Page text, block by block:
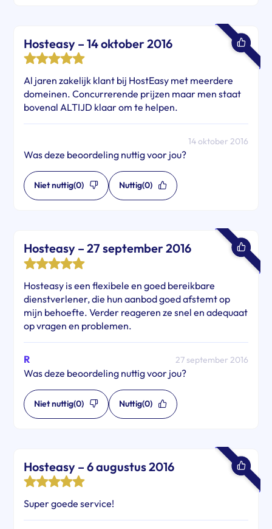
Hosteasy – 14 oktober 2016
Al jaren zakelijk klant bij HostEasy met meerdere
domeinen. Concurrerende prijzen maar men staat
bovenal ALTIJD klaar om te helpen.
14 oktober 2016
Was deze beoordeling nuttig voor jou?
Niet nuttig(0) Nuttig(0)
Hosteasy – 27 september 2016
Hosteasy is een flexibele en goed bereikbare
dienstverlener, die hun aanbod goed afstemt op
mijn behoefte. Verder reageren ze snel en adequaat
op vragen en problemen.
R 27 september 2016
Was deze beoordeling nuttig voor jou?
Niet nuttig(0) Nuttig(0)
Hosteasy – 6 augustus 2016
Super goede service!